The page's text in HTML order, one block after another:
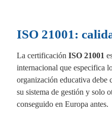
ISO 21001:
La certificación ISO 21001
internacional que especifica
organización educativa debe
su sistema de gestión y solo
conseguido en Europa antes.